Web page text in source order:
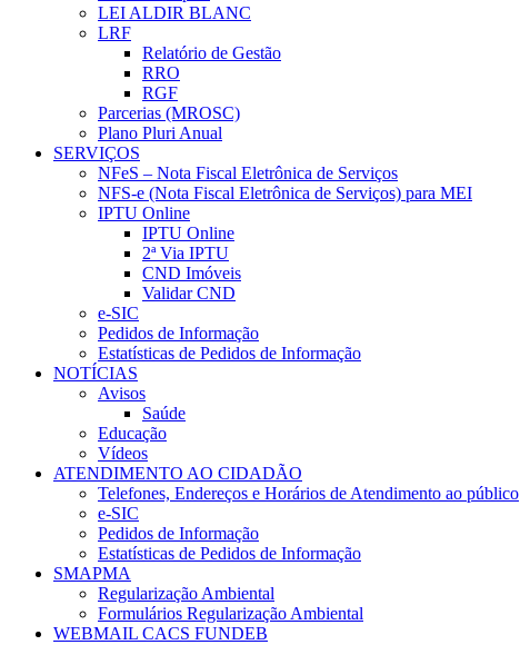
LEI ALDIR BLANC
LRF
Relatório de Gestão
RRO
RGF
Parcerias (MROSC)
Plano Pluri Anual
SERVIÇOS
NFeS – Nota Fiscal Eletrônica de Serviços
NFS-e (Nota Fiscal Eletrônica de Serviços) para MEI
IPTU Online
IPTU Online
2ª Via IPTU
CND Imóveis
Validar CND
e-SIC
Pedidos de Informação
Estatísticas de Pedidos de Informação
NOTÍCIAS
Avisos
Saúde
Educação
Vídeos
ATENDIMENTO AO CIDADÃO
Telefones, Endereços e Horários de Atendimento ao público
e-SIC
Pedidos de Informação
Estatísticas de Pedidos de Informação
SMAPMA
Regularização Ambiental
Formulários Regularização Ambiental
WEBMAIL CACS FUNDEB